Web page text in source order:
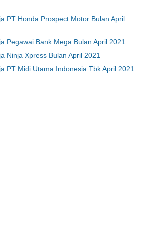
PT Honda Prospect Motor Bulan April
Pegawai Bank Mega Bulan April 2021
Ninja Xpress Bulan April 2021
PT Midi Utama Indonesia Tbk April 2021